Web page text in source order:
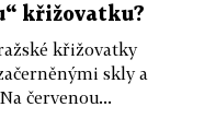
křižovatku?
křižovatky
skly a
červenou...